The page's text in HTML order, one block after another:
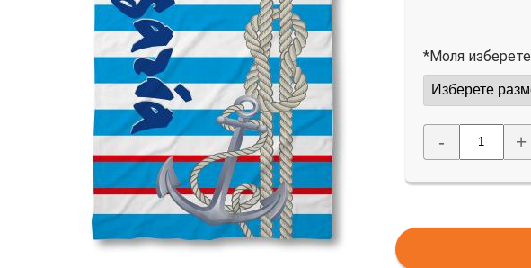
*Моля
- +